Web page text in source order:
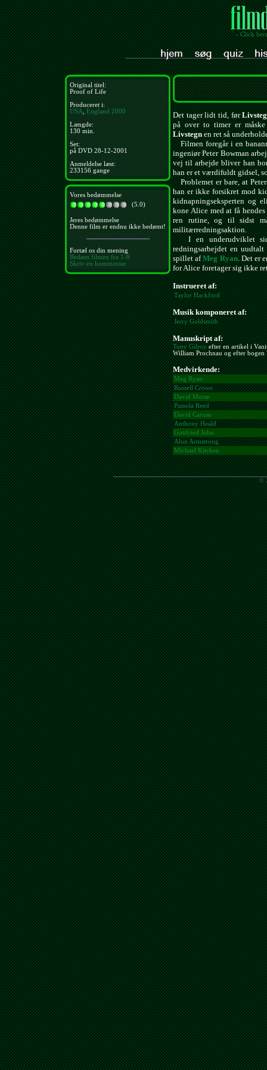
- Click
Original titel:
Proof of Life
Produceret i:
USA,England 2000
Længde:
130 min.
Set:
på DVD 28-12-2001
Anmeldelse læst:
233156 gange
Vores bedømmelse
(5.0)
Jeres bedømmelse
Denne film er endnu ikke bedømt!
Fortæl os din mening
Bedøm filmen fra 1-8
Skriv en kommentar
Det tager lidt tid, før
på over to timer er
Livstegnen ret så
Filmen foregår i en
ingeniør Peter Bowman
vej til arbejde bliver han
han er et værdifuldt gidsel,
Problemet er bare, at
han er ikke forsikret mod
kidnapningseksperten og
kone Alice med at få
ren rutine, og til sidst
militærredningsaktion.
I en underudviklet
redningsarbejdet en
spillet afMeg Ryan. Det er
for Alice foretager sig ikke
Instrueret af:
Taylor Hackford
Musik komponeret af:
Jerry Goldsmith
Manuskript af:
Tony Gilroyefter en artikel i
William Prochnau og efter
Medvirkende:
Meg Ryan
Russell Crowe
David Morse
Pamela Reed
David Caruso
Anthony Heald
Gottfried John
Alun Armstrong
Michael Kitchen
©